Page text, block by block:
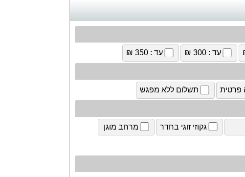
עד : 300 ₪ עד : 350 ₪
פרטית תשלום ללא מפגש
גקוזי זוגי בחדר מרחב מוגן